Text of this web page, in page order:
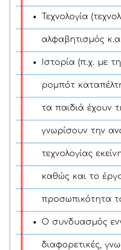
Τεχνολογία
αλφαβητισμός
Ιστορία (π.χ. με
ρομπότ
τα παιδιά έχουν
γνωρίσουν την
τεχνολογίας
καθώς και το
προσωπικότητα
Ο συνδυασμός
διαφορετικές,